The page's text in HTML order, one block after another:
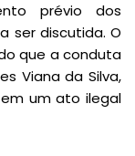
prévio dos
ser discutida. O
que a conduta
Viana da Silva,
um ato ilegal